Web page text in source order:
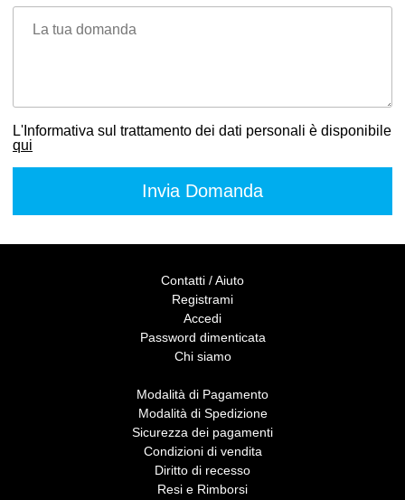
La tua domanda
L'Informativa sul trattamento dei dati personali è disponibile
qui
Contatti / Aiuto
Registrami
Accedi
Password dimenticata
Chi siamo
Modalità di Pagamento
Modalità di Spedizione
Sicurezza dei pagamenti
Condizioni di vendita
Diritto di recesso
Resi e Rimborsi